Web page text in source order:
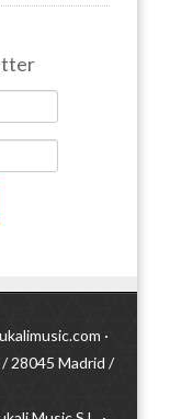
·
/ 28045 Madrid /